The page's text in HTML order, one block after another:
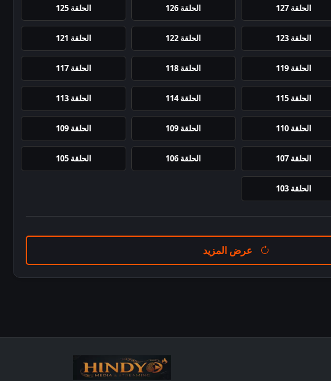
الحلقة 127 الحلقة 126 الحلقة 125
الحلقة 123 الحلقة 122 الحلقة 121
الحلقة 119 الحلقة 118 الحلقة 117
الحلقة 115 الحلقة 114 الحلقة 113
الحلقة 110 الحلقة 109 الحلقة 109
الحلقة 107 الحلقة 106 الحلقة 105
الحلقة 103
عرض المزيد